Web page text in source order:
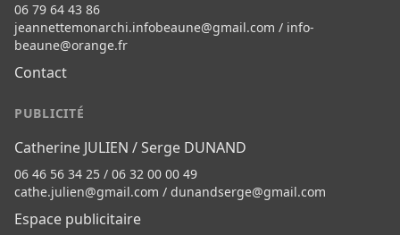
06 79 64 43 86
jeannettemonarchi.infobeaune@gmail.com / info-
beaune@orange.fr
Contact
PUBLICITÉ
Catherine JULIEN / Serge DUNAND
06 46 56 34 25 / 06 32 00 00 49
cathe.julien@gmail.com / dunandserge@gmail.com
Espace publicitaire